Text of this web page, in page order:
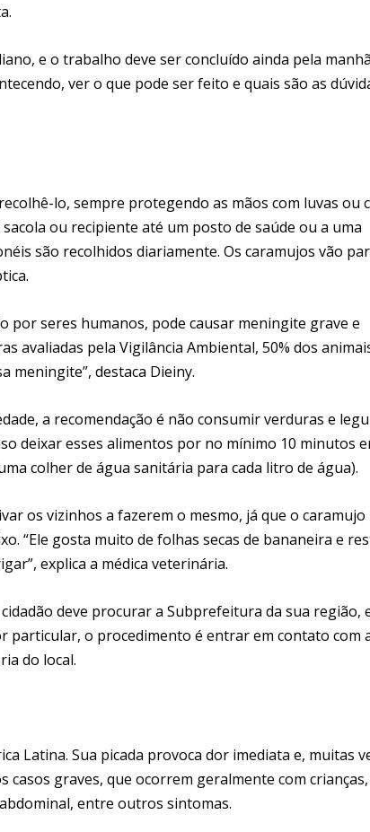
e o trabalho deve ser concluído ainda pela
ver o que pode ser feito e quais são as
lo, sempre protegendo as mãos com luvas ou
ou recipiente até um posto de saúde ou a uma
são recolhidos diariamente. Os caramujos vão
por seres humanos, pode causar meningite grave e
avaliadas pela Vigilância Ambiental, 50% dos
meningite”, destaca Dieiny.
a recomendação é não consumir verduras e
deixar esses alimentos por no mínimo 10 minutos
colher de água sanitária para cada litro de água).
os vizinhos a fazerem o mesmo, já que o caramujo
“Ele gosta muito de folhas secas de bananeira e
explica a médica veterinária.
deve procurar a Subprefeitura da sua região,
particular, o procedimento é entrar em contato com
do local.
Latina. Sua picada provoca dor imediata e, muitas
casos graves, que ocorrem geralmente com crianças,
entre outros sintomas.